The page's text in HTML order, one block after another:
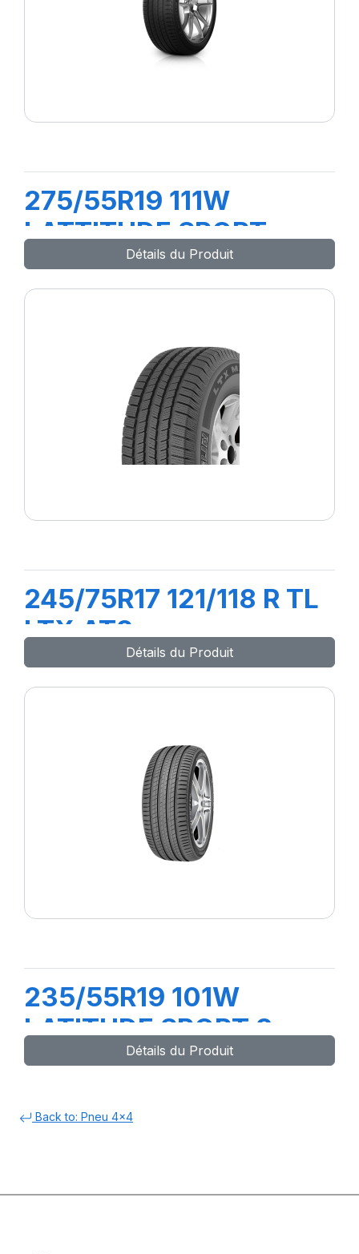
275/55R19 111W
LATTITUDE SPORT
(MO)
Détails du Produit
245/75R17 121/118 R TL
LTX AT2
Détails du Produit
235/55R19 101W
LATITUDE SPORT 3
(AO)
Détails du Produit
Back to: Pneu 4x4